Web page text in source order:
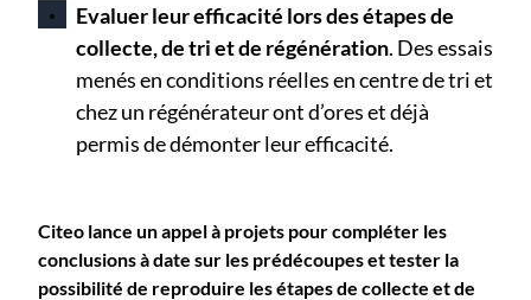
Evaluer leur efficacité lors des étapes de
collecte, de tri et de régénération. Des essais
menés en conditions réelles en centre de tri et
chez un régénérateur ont d’ores et déjà
permis de démonter leur efficacité.
Citeo lance un appel à projets pour compléter les
conclusions à date sur les prédécoupes et tester la
possibilité de reproduire les étapes de collecte et de